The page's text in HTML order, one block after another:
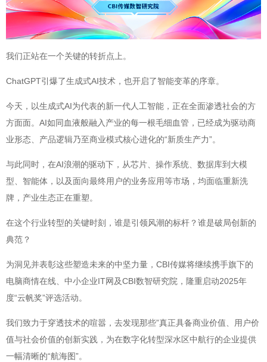
我们正站在一个关键的转折点上。
ChatGPT引爆了生成式AI技术，也开启了智能变革的序章。
今天，以生成式AI为代表的新一代人工智能，正在全面渗透社会的方
方面面。AI如同血液般融入产业的每一根毛细血管，已经成为驱动商
业形态、产品逻辑乃至商业模式核心进化的“新质生产力”。
与此同时，在AI浪潮的驱动下，从芯片、操作系统、数据库到大模
型、智能体，以及面向最终用户的业务应用等市场，均面临重新洗
牌，产业生态正在重塑。
在这个行业转型的关键时刻，谁是引领风潮的标杆？谁是破局创新的
典范？
为洞见并表彰这些塑造未来的中坚力量，CBI传媒将继续携手旗下的
电脑商情在线、中小企业IT网及CBI数智研究院，隆重启动2025年
度“云帆奖”评选活动。
我们致力于穿透技术的喧嚣，去发现那些”真正具备商业价值、用户价
值与社会价值的创新实践，为在数字化转型深水区中航行的企业提供
一幅清晰的“航海图”。